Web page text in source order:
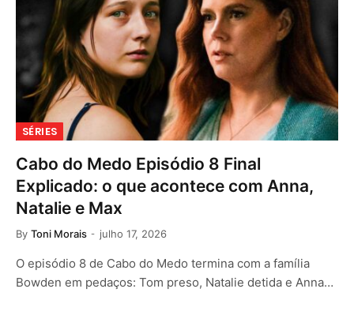
SÉRIES
Cabo do Medo Episódio 8 Final
Explicado: o que acontece com Anna,
Natalie e Max
By Toni Morais julho 17, 2026
O episódio 8 de Cabo do Medo termina com a família
Bowden em pedaços: Tom preso, Natalie detida e Anna…